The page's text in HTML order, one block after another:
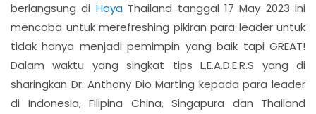
berlangsung di HoyaThailand tanggal 17 May 2023 ini
mencoba untuk merefreshing pikiran para leader untuk
tidak hanya menjadi pemimpin yang baik tapi GREAT!
Dalam waktu yang singkat tips L.E.A.D.E.R.S yang di
sharingkan Dr. Anthony Dio Marting kepada para leader
di Indonesia, Filipina China, Singapura dan Thailand